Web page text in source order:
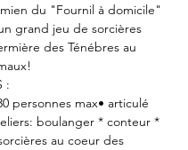
du "Fournil à domicile"
grand jeu de sorcières
des Ténébres au
:
personnes max• articulé
boulanger * conteur *
au coeur des